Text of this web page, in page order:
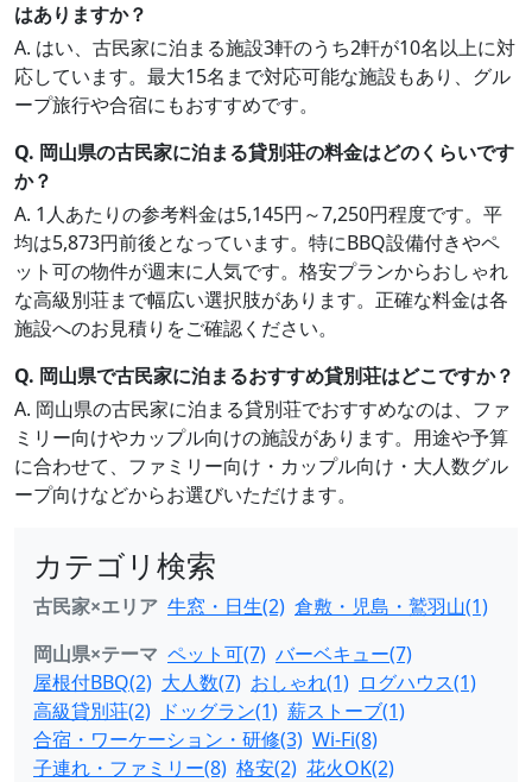
はありますか？
A. はい、古民家に泊まる施設3軒のうち2軒が10名以上に対
応しています。最大15名まで対応可能な施設もあり、グル
ープ旅行や合宿にもおすすめです。
Q. 岡山県の古民家に泊まる貸別荘の料金はどのくらいです
か？
A. 1人あたりの参考料金は5,145円～7,250円程度です。平
均は5,873円前後となっています。特にBBQ設備付きやペ
ット可の物件が週末に人気です。格安プランからおしゃれ
な高級別荘まで幅広い選択肢があります。正確な料金は各
施設へのお見積りをご確認ください。
Q. 岡山県で古民家に泊まるおすすめ貸別荘はどこですか？
A. 岡山県の古民家に泊まる貸別荘でおすすめなのは、ファ
ミリー向けやカップル向けの施設があります。用途や予算
に合わせて、ファミリー向け・カップル向け・大人数グル
ープ向けなどからお選びいただけます。
カテゴリ検索
古民家×エリア 牛窓・日生(2) 倉敷・児島・鷲羽山(1)
岡山県×テーマ ペット可(7) バーベキュー(7)
屋根付BBQ(2) 大人数(7) おしゃれ(1) ログハウス(1)
高級貸別荘(2) ドッグラン(1) 薪ストーブ(1)
合宿・ワーケーション・研修(3) Wi-Fi(8)
子連れ・ファミリー(8) 格安(2) 花火OK(2)